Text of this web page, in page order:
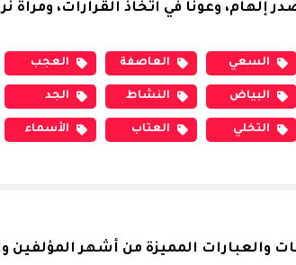
وعوناً في اتخاذ القرارات، ومرآة
السعي العاصفة العجب
البياض النشاط الجد
التخلي العتاب الأسماء
المميزة من أشهر المؤلفين